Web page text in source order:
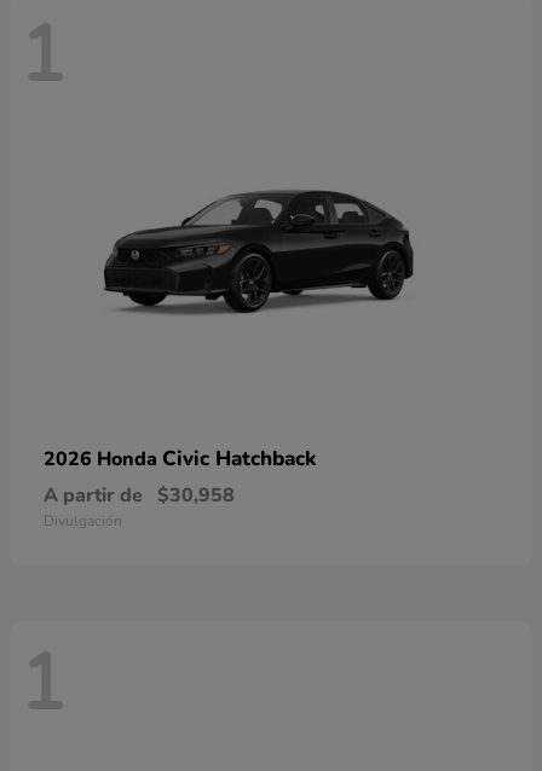
1
2026 Honda Civic Hatchback
A partir de $30,958
Divulgación
1